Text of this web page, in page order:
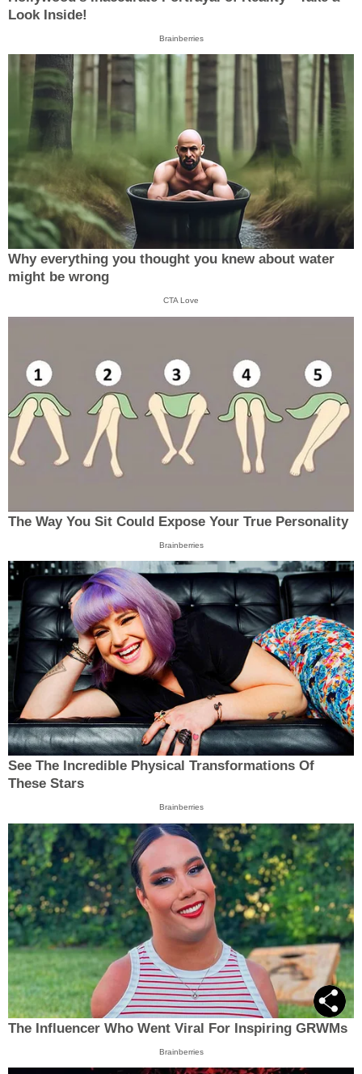
Look Inside!
Brainberries
Why everything you thought you knew about water
might be wrong
CTA Love
The Way You Sit Could Expose Your True Personality
Brainberries
See The Incredible Physical Transformations Of
These Stars
Brainberries
The Influencer Who Went Viral For Inspiring GRWMs
Brainberries